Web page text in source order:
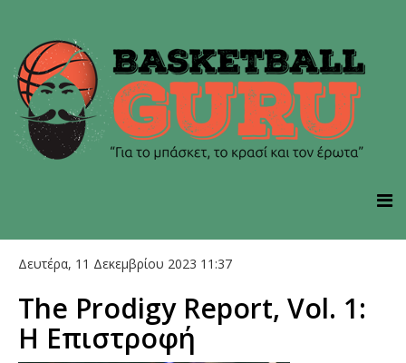
Δευτέρα, 11 Δεκεμβρίου 2023 11:37
The Prodigy Report, Vol. 1:
Η Επιστροφή